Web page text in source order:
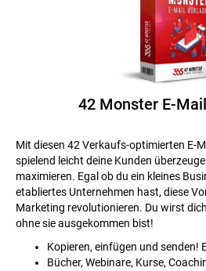
42 Monster E-
Mit diesen 42 Verkaufs-optimierten E-
spielend leicht deine Kunden
maximieren. Egal ob du ein kleines
etabliertes Unternehmen hast, diese
Marketing revolutionieren. Du wirst
ohne sie ausgekommen bist!
Kopieren, einfügen und senden!
Bücher, Webinare, Kurse,